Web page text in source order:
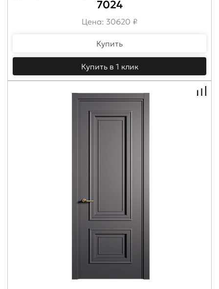
7024
Цена: 30620 ₽
Купить
Купить в 1 клик